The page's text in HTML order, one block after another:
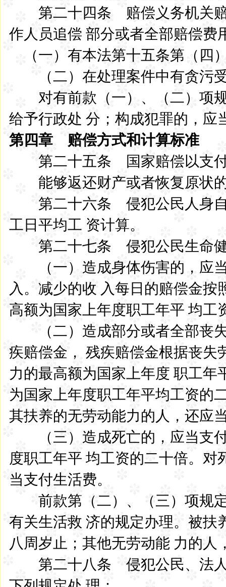
第二十四条 赔偿义务机关赔
作人员追偿 部分或者全部赔偿费
（一）有本法第十五条第（四
（二）在处理案件中有贪污受
对有前款（一）、（二）项规
给予行政处 分；构成犯罪的，应
第四章 赔偿方式和计算标准
第二十五条 国家赔偿以支付
能够返还财产或者恢复原状的
第二十六条 侵犯公民人身自
工日平均工 资计算。
第二十七条 侵犯公民生命健
（一）造成身体伤害的，应当
入。减少的收 入每日的赔偿金
高额为国家上年度职工年平 均工
（二）造成部分或者全部丧失
疾赔偿金， 残疾赔偿金根据丧失
力的最高额为国家上年度 职工
为国家上年度职工年平均工资的
其扶养的无劳动能力的人，还应
（三）造成死亡的，应当支付
度职工年平 均工资的二十倍。
当支付生活费。
前款第（二）、（三）项规定
有关生活救 济的规定办理。被扶
八周岁止；其他无劳动能 力的人
第二十八条 侵犯公民、法人